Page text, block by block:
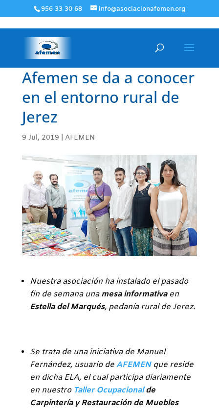
956 33 30 68 info@asociacionafemen.org
Afemen se da a conocer
en el entorno rural de
Jerez
9 Jul, 2019 AFEMEN
Nuestra asociación ha instalado el pasado
fin de semana unamesa informativaen
Estella del Marqués, pedanía rural de Jerez.
Se trata de una iniciativa de Manuel
Fernández, usuario deAFEMENque reside
en dicha ELA, el cual participa diariamente
en nuestro Taller Ocupacionalde
Carpintería y Restauración de Muebles